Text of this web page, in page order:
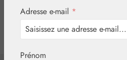
tcinn-
Adresse e-mail *
Prénom